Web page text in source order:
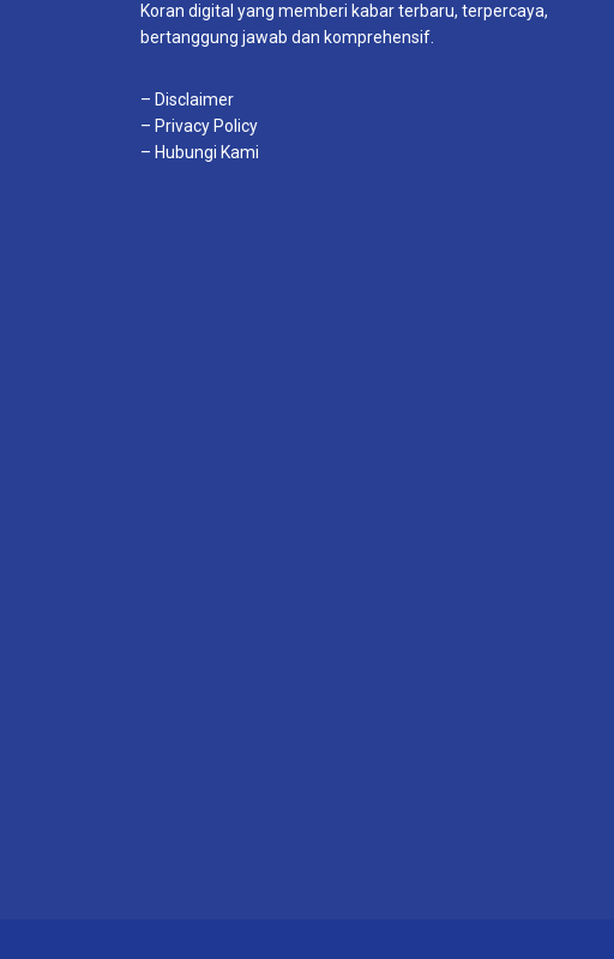
Koran digital yang memberi kabar terbaru, terpercaya,
bertanggung jawab dan komprehensif.
– Disclaimer
– Privacy Policy
– Hubungi Kami